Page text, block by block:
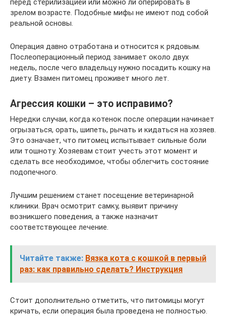
перед стерилизацией или можно ли оперировать в
зрелом возрасте. Подобные мифы не имеют под собой
реальной основы.
Операция давно отработана и относится к рядовым.
Послеоперационный период занимает около двух
недель, после чего владельцу нужно посадить кошку на
диету. Взамен питомец проживет много лет.
Агрессия кошки – это исправимо?
Нередки случаи, когда котенок после операции начинает
огрызаться, орать, шипеть, рычать и кидаться на хозяев.
Это означает, что питомец испытывает сильные боли
или тошноту. Хозяевам стоит учесть этот момент и
сделать все необходимое, чтобы облегчить состояние
подопечного.
Лучшим решением станет посещение ветеринарной
клиники. Врач осмотрит самку, выявит причину
возникшего поведения, а также назначит
соответствующее лечение.
Читайте также: Вязка кота с кошкой в первый
раз: как правильно сделать? Инструкция
Стоит дополнительно отметить, что питомицы могут
кричать, если операция была проведена не полностью.